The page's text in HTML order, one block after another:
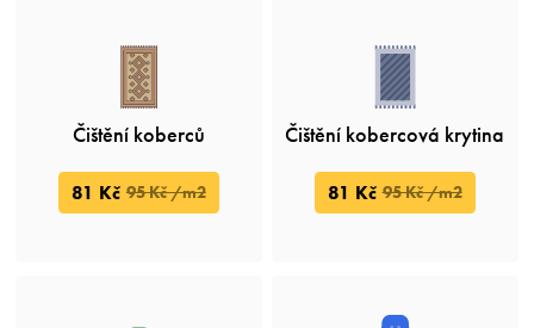
Čištění koberců
81 Kč 95 Kč /m2
Čištění kobercová krytina
81 Kč 95 Kč /m2